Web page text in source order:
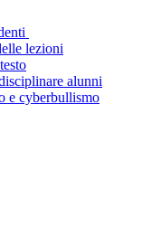
lezioni
alunni
e cyberbullismo